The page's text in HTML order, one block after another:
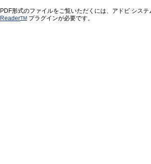
PDF形式のファイルをご覧いただくには、アドビ シス
ReaderTM プラグインが必要です。